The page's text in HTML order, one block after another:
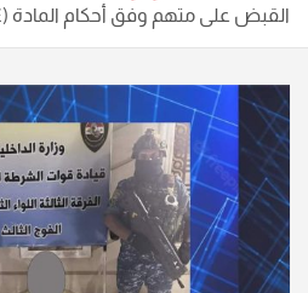
القبض على متهم وفق أحكام المادة (٤ إرهاب) في كركوك